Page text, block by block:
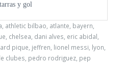
y gol
, athletic bilbao, atlante, bayern,
, chelsea, dani alves, eric abidal,
pique, jeffren, lionel messi, lyon,
clubes, pedro rodriguez, pep